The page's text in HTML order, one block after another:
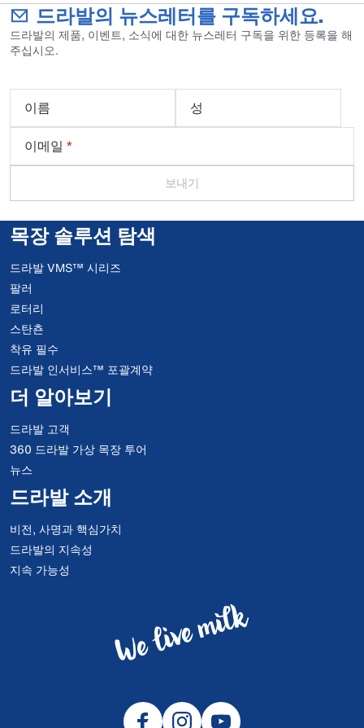
드라발의 뉴스레터를 구독하세요.
드라발의 제품, 이벤트, 소식에 대한 뉴스레터 구독을 위한 등록을 해
주십시오.
이름
성
이메일 *
보내기
목장 솔루션 탐색
드라발 VMS™ 시리즈
팔러
로터리
스탄쵼
착유 필수
드라발 인서비스™ 포괄계약
더 알아보기
드라발 고객
360 드라발 가상 목장 투어
뉴스
드라발 소개
비전, 사명과 핵심가치
드라발의 지속성
지속 가능성